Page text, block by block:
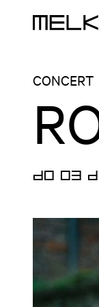
CONCERT
DO 03